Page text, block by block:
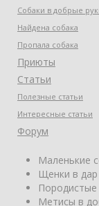
Собаки в добрые
Найдена собака
Пропала собака
Приюты
Статьи
Полезные статьи
Интересные статьи
Форум
Маленькие
Щенки в дар
Породистые
Метисы в